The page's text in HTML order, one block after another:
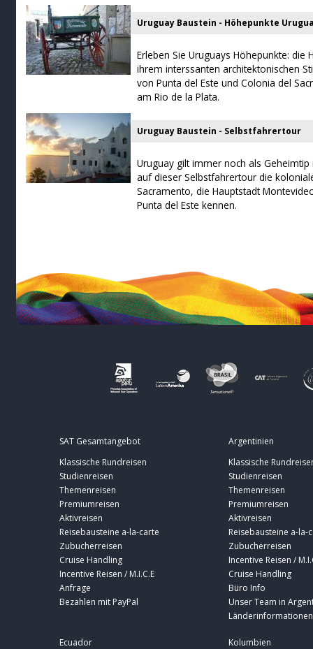
Uruguay Baustein - Höhepunkte
Erleben Sie Uruguays Höhepunkte: die
ihrem interssanten architektonischen
von Punta del Este und Colonia del
am Rio de la Plata.
Uruguay Baustein - Selbstfahrertour
Uruguay gilt immer noch als Geheimtip
auf dieser Selbstfahrertour die
Sacramento, die Hauptstadt
Punta del Este kennen.
SAT Gesamtangebot
Klassische Rundreisen
Studienreisen
Themenreisen
Premiumreisen
Aktivreisen
Reisebausteine a-la-carte
Zubucherreisen
Cruise Handling
Incentive Reisen / M.I.C.E
Anfrage
Bezahlen mit PayPal
Argentinien
Klassische
Studienreisen
Themenreisen
Premiumreisen
Aktivreisen
Reisebausteine a-la-
Zubucherreisen
Incentive Reisen /
Cruise Handling
Büro Info
Unser Team in
Länderinformationen
Ecuador
Kolumbien